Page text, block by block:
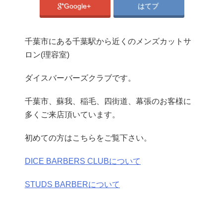
Google+ はてブ
千葉市にある千葉駅から近くのメンズカットサ
ロン(理容室)
ダイスバーバーズクラブです。
千葉市、蘇我、稲毛、四街道、幕張のお客様に
多くご来店頂いています。
初めての方はこちらをご覧下さい。
DICE BARBERS CLUBについて
STUDS BARBERについて